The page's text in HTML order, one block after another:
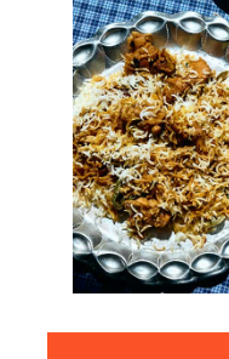
新着一覧
ファッション小物
インテリア